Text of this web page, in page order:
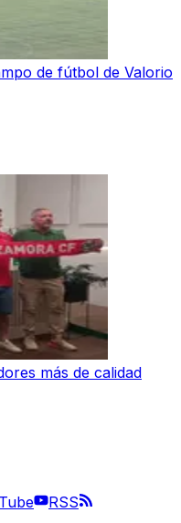
de fútbol de Valorio
más de calidad
RSS